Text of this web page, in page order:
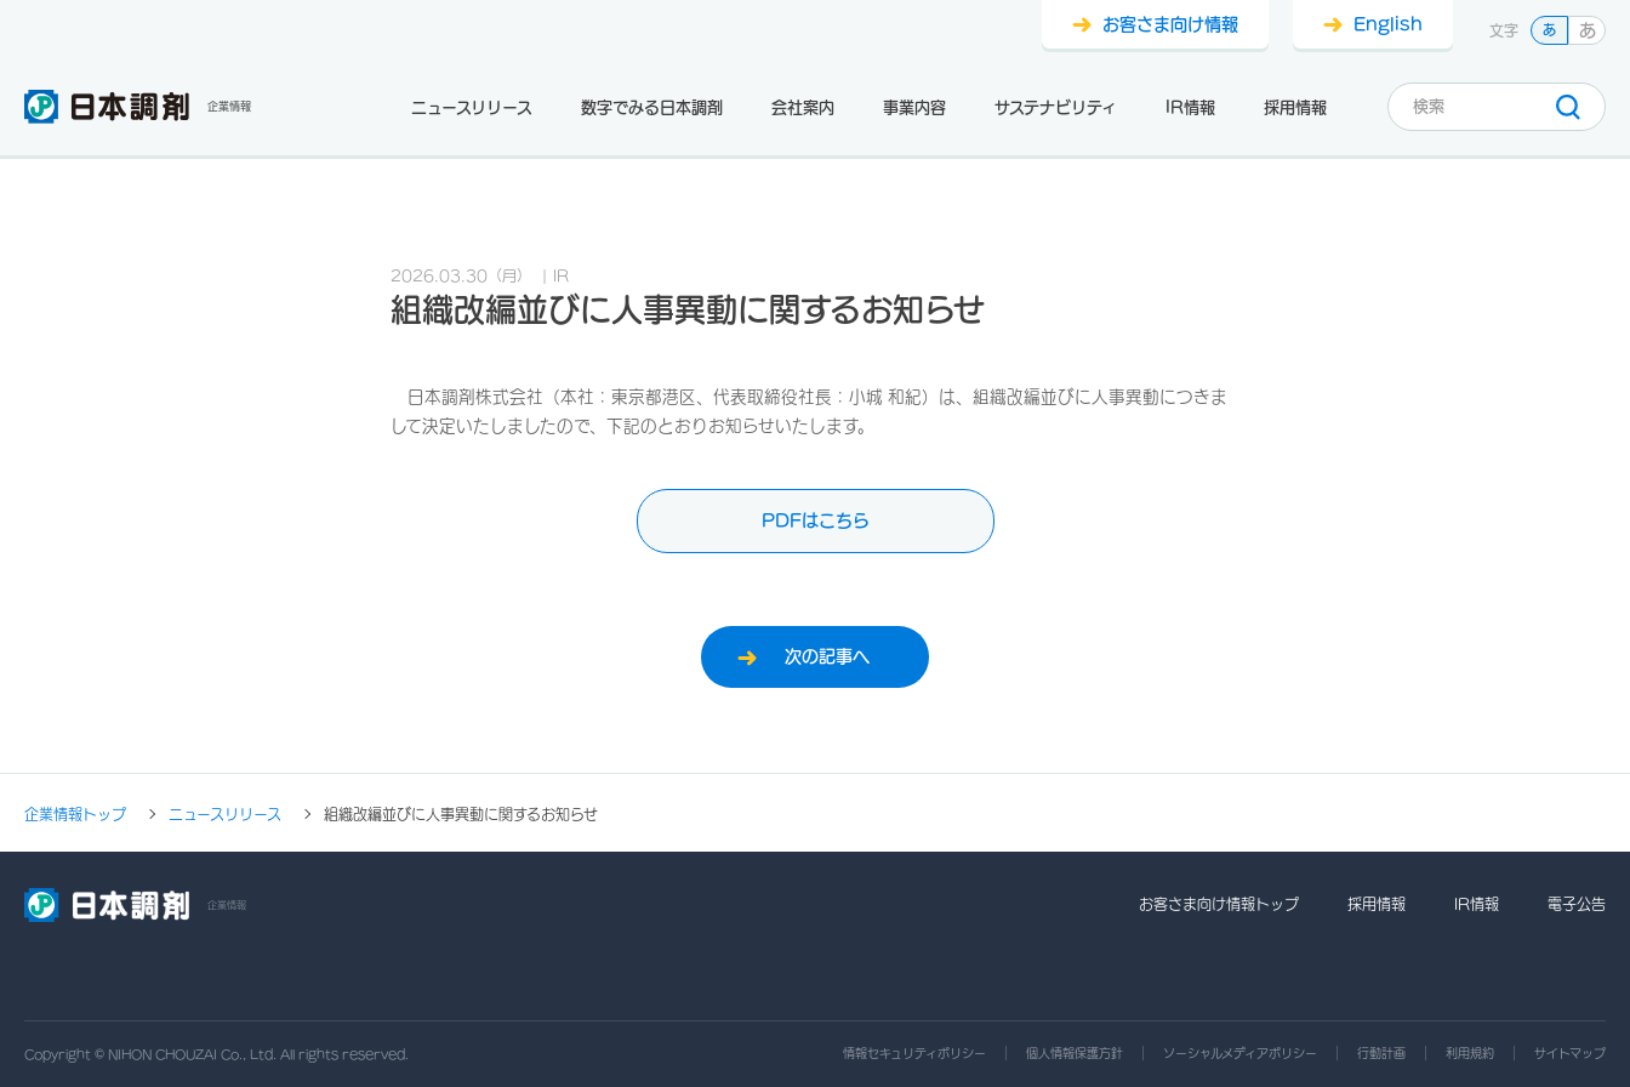
企業情報 ニュースリリース 数字でみる日本調剤 会社案内 事業内容 サステナビリティ IR情報 採用情報
お客さま向け情報 English 文字 あ あ
2026.03.30 （月） IR
組織改編並びに人事異動に関するお知らせ
日本調剤株式会社（本社：東京都港区、代表取締役社長：小城 和紀）は、組織改編並びに人事異動につきま
して決定いたしましたので、下記のとおりお知らせいたします。
PDFはこちら
次の記事へ
企業情報トップ ニュースリリース 組織改編並びに人事異動に関するお知らせ
企業情報 お客さま向け情報トップ 採用情報 IR情報 電子公告
情報セキュリティポリシー 個人情報保護方針 ソーシャルメディアポリシー 行動計画 利用規約 サイトマップ
Copyright © NIHON CHOUZAI Co., Ltd. All rights reserved.